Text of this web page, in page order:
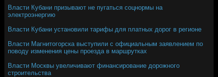
Власти Кубани призывают не пугаться соцнормы на
электроэнергию
Власти Кубани установили тарифы для платных дорог в регионе
Власти Магнитогорска выступили с официальным заявлением по
поводу изменения цены проезда в маршрутках
Власти Москвы увеличивают финансирование дорожного
строительства